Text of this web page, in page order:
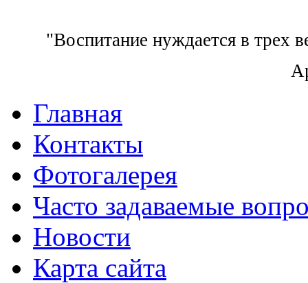
"Воспитание нуждается в трех
Главная
Контакты
Фотогалерея
Часто задаваемые
Новости
Карта сайта